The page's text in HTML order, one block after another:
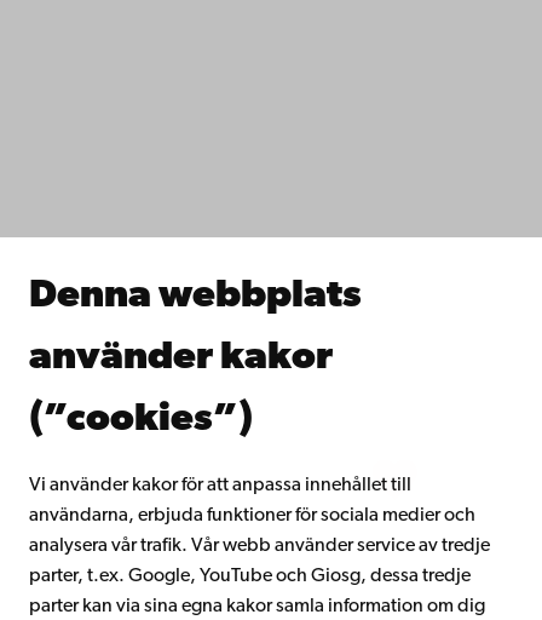
Denna webbplats
använder kakor
(”cookies”)
Vi använder kakor för att anpassa innehållet till
användarna, erbjuda funktioner för sociala medier och
analysera vår trafik. Vår webb använder service av tredje
parter, t.ex. Google, YouTube och Giosg, dessa tredje
parter kan via sina egna kakor samla information om dig
Samarbeta med oss
Kontinuerligt lärande
Gå med i Åbo Akademis alumnnätverk
Intranätet
Facebook InstagramYouTube LinkedIn Blog Snapchat